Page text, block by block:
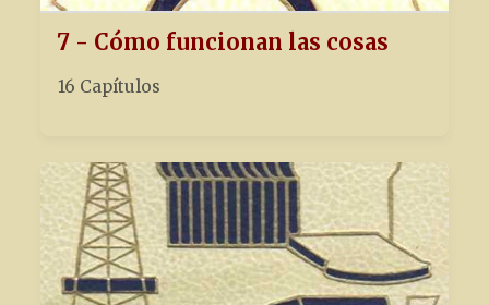
7 - Cómo funcionan las cosas
16 Capítulos